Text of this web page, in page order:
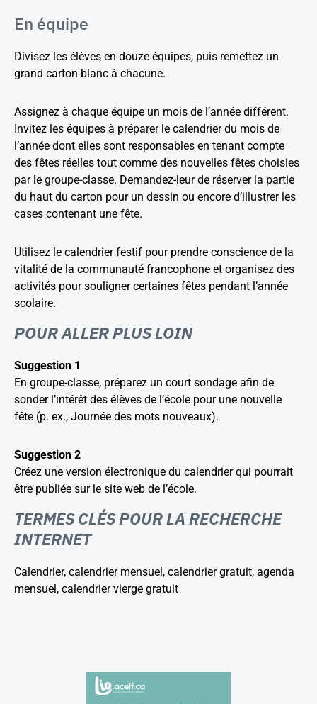
En équipe
Divisez les élèves en douze équipes, puis remettez un
grand carton blanc à chacune.
Assignez à chaque équipe un mois de l’année différent.
Invitez les équipes à préparer le calendrier du mois de
l’année dont elles sont responsables en tenant compte
des fêtes réelles tout comme des nouvelles fêtes choisies
par le groupe-classe. Demandez-leur de réserver la partie
du haut du carton pour un dessin ou encore d’illustrer les
cases contenant une fête.
Utilisez le calendrier festif pour prendre conscience de la
vitalité de la communauté francophone et organisez des
activités pour souligner certaines fêtes pendant l’année
scolaire.
POUR ALLER PLUS LOIN
Suggestion 1
En groupe-classe, préparez un court sondage afin de
sonder l’intérêt des élèves de l’école pour une nouvelle
fête (p. ex., Journée des mots nouveaux).
Suggestion 2
Créez une version électronique du calendrier qui pourrait
être publiée sur le site web de l’école.
TERMES CLÉS POUR LA RECHERCHE
INTERNET
Calendrier, calendrier mensuel, calendrier gratuit, agenda
mensuel, calendrier vierge gratuit